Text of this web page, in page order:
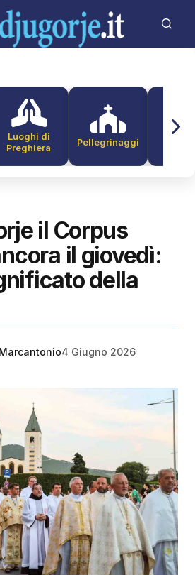
Luoghi di
Preghiera
Pellegrinaggi
il Corpus
il giovedì:
della
4 Giugno 2026